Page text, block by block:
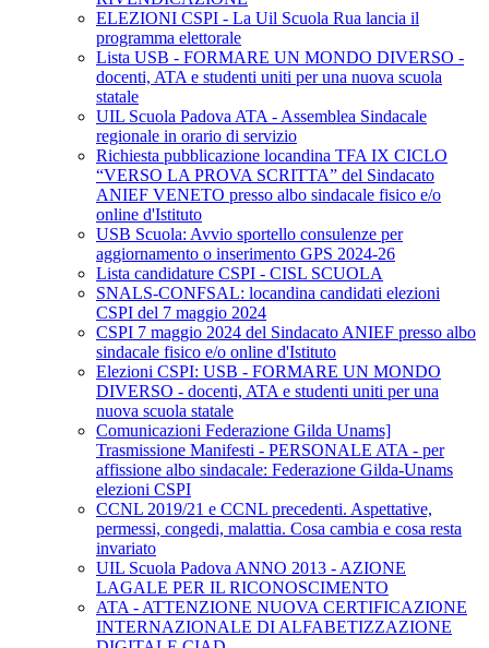
ELEZIONI CSPI - La Uil Scuola Rua lancia il
programma elettorale
Lista USB - FORMARE UN MONDO DIVERSO -
docenti, ATA e studenti uniti per una nuova scuola
statale
UIL Scuola Padova ATA - Assemblea Sindacale
regionale in orario di servizio
Richiesta pubblicazione locandina TFA IX CICLO
“VERSO LA PROVA SCRITTA” del Sindacato
ANIEF VENETO presso albo sindacale fisico e/o
online d'Istituto
USB Scuola: Avvio sportello consulenze per
aggiornamento o inserimento GPS 2024-26
Lista candidature CSPI - CISL SCUOLA
SNALS-CONFSAL: locandina candidati elezioni
CSPI del 7 maggio 2024
CSPI 7 maggio 2024 del Sindacato ANIEF presso albo
sindacale fisico e/o online d'Istituto
Elezioni CSPI: USB - FORMARE UN MONDO
DIVERSO - docenti, ATA e studenti uniti per una
nuova scuola statale
Comunicazioni Federazione Gilda Unams]
Trasmissione Manifesti - PERSONALE ATA - per
affissione albo sindacale: Federazione Gilda-Unams
elezioni CSPI
CCNL 2019/21 e CCNL precedenti. Aspettative,
permessi, congedi, malattia. Cosa cambia e cosa resta
invariato
UIL Scuola Padova ANNO 2013 - AZIONE
LAGALE PER IL RICONOSCIMENTO
ATA - ATTENZIONE NUOVA CERTIFICAZIONE
INTERNAZIONALE DI ALFABETIZZAZIONE